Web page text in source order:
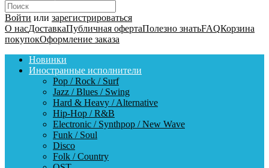
Войти или зарегистрироваться
О насДоставкаПубличная офертаПолезно знатьFAQКорзина
покупокОформление заказа
Новинки
Иностранные исполнители
Pop / Rock / Surf
Jazz / Blues / Swing
Hard & Heavy / Alternative
Hip-Hop / R&B
Electronic / Synthpop / New Wave
Funk / Soul
Disco
Folk / Country